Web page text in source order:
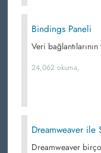
Bindings Paneli
Veri
24,062 okuma,
Dreamweaver ile
Dreamweaver